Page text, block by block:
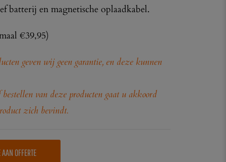
batterij en magnetische oplaadkabel.
€39,95)
geven wij geen garantie, en deze kunnen
van deze producten gaat u akkoord
zich bevindt.
AAN OFFERTE